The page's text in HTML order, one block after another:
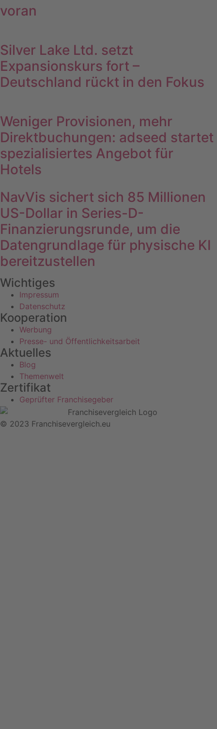
voran
Silver Lake Ltd. setzt
Expansionskurs fort –
Deutschland rückt in den Fokus
Weniger Provisionen, mehr
Direktbuchungen: adseed startet
spezialisiertes Angebot für
Hotels
NavVis sichert sich 85 Millionen
US-Dollar in Series-D-
Finanzierungsrunde, um die
Datengrundlage für physische KI
bereitzustellen
Wichtiges
Impressum
Datenschutz
Kooperation
Werbung
Presse- und Öffentlichkeitsarbeit
Aktuelles
Blog
Themenwelt
Zertifikat
Geprüfter Franchisegeber
© 2023 Franchisevergleich.eu